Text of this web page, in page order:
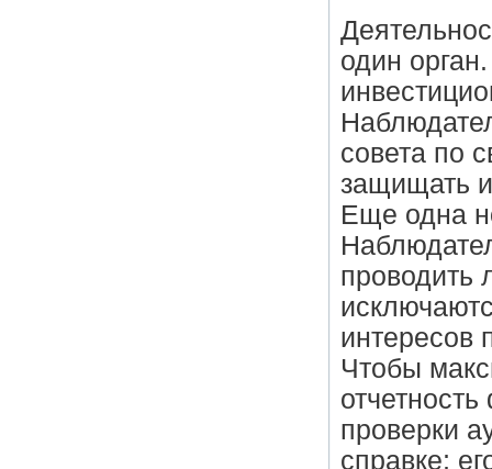
один
совета по
защищать
Еще одна
интересов
Чтобы
проверки
справке;